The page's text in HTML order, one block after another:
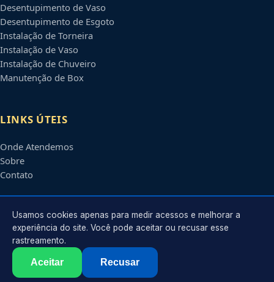
Desentupimento de Vaso
Desentupimento de Esgoto
Instalação de Torneira
Instalação de Vaso
Instalação de Chuveiro
Manutenção de Box
LINKS ÚTEIS
Onde Atendemos
Sobre
Contato
CONTATO
Atendimento em
contato@encanadoremboavista.com.br
2026 Encanador emBoa Vista
. Todos os direitos reservados.
Usamos cookies apenas para medir acessos e melhorar a
experiência do site. Você pode aceitar ou recusar esse
rastreamento.
Aceitar Recusar